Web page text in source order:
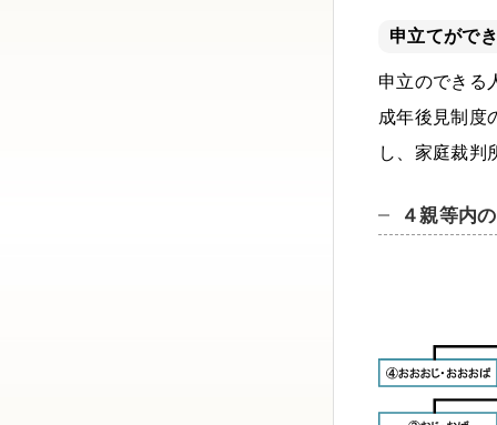
申立てがで
申立のできる
成年後見制度
し、家庭裁判
４親等内